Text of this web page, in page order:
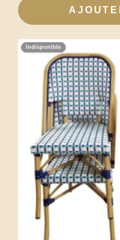
Indisponible